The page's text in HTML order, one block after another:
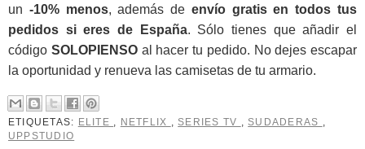
un -10% menos, además de envío gratis en todos tus
pedidos si eres de España. Sólo tienes que añadir el
código SOLOPIENSOal hacer tu pedido. No dejes escapar
la oportunidad y renueva las camisetas de tu armario.
ETIQUETAS: ELITE , NETFLIX ,SERIES TV ,SUDADERAS ,
UPPSTUDIO